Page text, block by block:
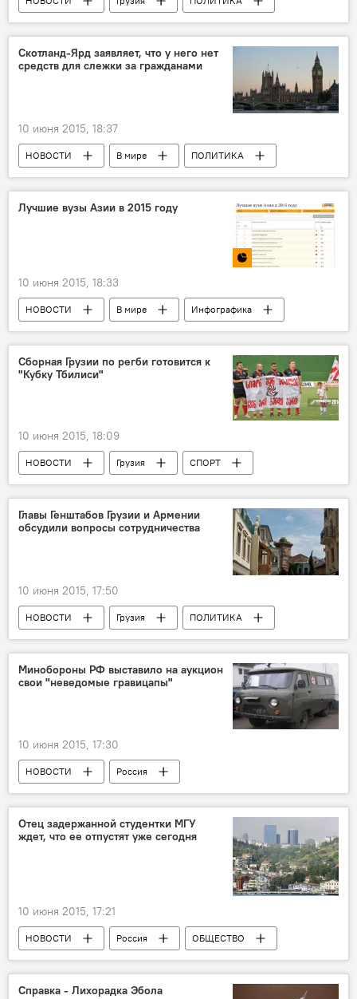
Скотланд-Ярд заявляет, что у него нет
средств для слежки за гражданами
10 июня 2015, 18:37
НОВОСТИ В мире ПОЛИТИКА
Лучшие вузы Азии в 2015 году
10 июня 2015, 18:33
НОВОСТИ В мире
Инфографика
Россия
Мультимедиа
Сборная Грузии по регби готовится к
"Кубку Тбилиси"
10 июня 2015, 18:09
НОВОСТИ Грузия СПОРТ
Главы Генштабов Грузии и Армении
обсудили вопросы сотрудничества
10 июня 2015, 17:50
НОВОСТИ Грузия ПОЛИТИКА
Минобороны РФ выставило на аукцион
свои "неведомые гравицапы"
10 июня 2015, 17:30
НОВОСТИ Россия
Отец задержанной студентки МГУ
ждет, что ее отпустят уже сегодня
10 июня 2015, 17:21
НОВОСТИ Россия ОБЩЕСТВО
Справка - Лихорадка Эбола